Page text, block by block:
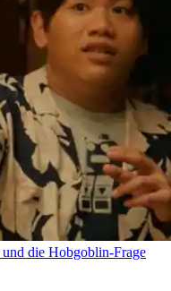
die Hobgoblin-Frage